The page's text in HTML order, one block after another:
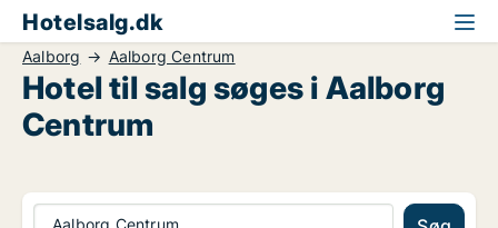
Hotelsalg.dk
Aalborg Aalborg Centrum
Hotel til salg søges i Aalborg
Centrum
Aalborg Centrum